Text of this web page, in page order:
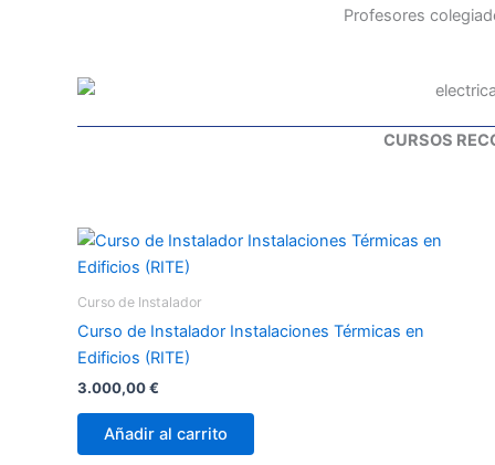
Profesores
CURSOS
Curso de Instalador
Curso de Instalador Instalaciones Térmicas en
Edificios (RITE)
3.000,00€
Añadir al carrito